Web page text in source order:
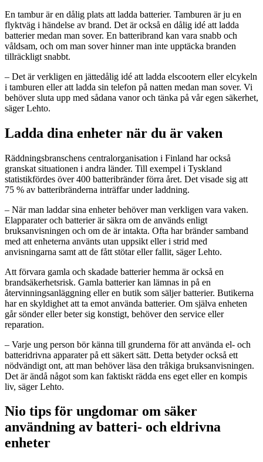
En tambur är en dålig plats att ladda batterier. Tamburen är ju en
flyktväg i händelse av brand. Det är också en dålig idé att ladda
batterier medan man sover. En batteribrand kan vara snabb och
våldsam, och om man sover hinner man inte upptäcka branden
tillräckligt snabbt.
– Det är verkligen en jättedålig idé att ladda elscootern eller elcykeln
i tamburen eller att ladda sin telefon på natten medan man sover. Vi
behöver sluta upp med sådana vanor och tänka på vår egen säkerhet,
säger Lehto.
Ladda dina enheter när du är vaken
Räddningsbranschens centralorganisation i Finland har också
granskat situationen i andra länder. Till exempel i Tyskland
statistikfördes över 400 batteribränder förra året. Det visade sig att
75 % av batteribränderna inträffar under laddning.
– När man laddar sina enheter behöver man verkligen vara vaken.
Elapparater och batterier är säkra om de används enligt
bruksanvisningen och om de är intakta. Ofta har bränder samband
med att enheterna använts utan uppsikt eller i strid med
anvisningarna samt att de fått stötar eller fallit, säger Lehto.
Att förvara gamla och skadade batterier hemma är också en
brandsäkerhetsrisk. Gamla batterier kan lämnas in på en
återvinningsanläggning eller en butik som säljer batterier. Butikerna
har en skyldighet att ta emot använda batterier. Om själva enheten
går sönder eller beter sig konstigt, behöver den service eller
reparation.
– Varje ung person bör känna till grunderna för att använda el- och
batteridrivna apparater på ett säkert sätt. Detta betyder också ett
nödvändigt ont, att man behöver läsa den tråkiga bruksanvisningen.
Det är ändå något som kan faktiskt rädda ens eget eller en kompis
liv, säger Lehto.
Nio tips för ungdomar om säker
användning av batteri- och eldrivna
enheter